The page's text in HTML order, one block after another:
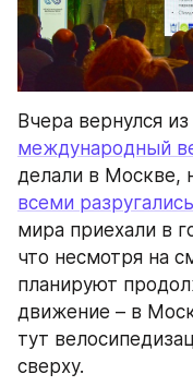
международный
делали в Москве,
всеми разругались
мира приехали в
что несмотря на
планируют
движение – в
тут
сверху.